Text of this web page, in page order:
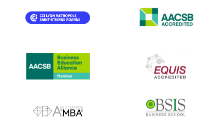
IMAGE
IMAGE
IMAGE